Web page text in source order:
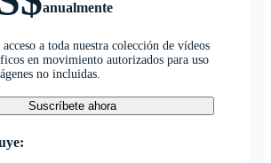
anualmente
a toda nuestra colección de vídeos
en movimiento autorizados para uso
no incluidas.
Suscríbete ahora